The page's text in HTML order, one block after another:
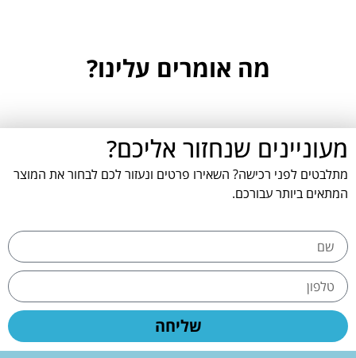
מה אומרים עלינו?
מעוניינים שנחזור אליכם?
מתלבטים לפני רכישה? השאירו פרטים ונעזור לכם לבחור את המוצר
המתאים ביותר עבורכם.
שליחה